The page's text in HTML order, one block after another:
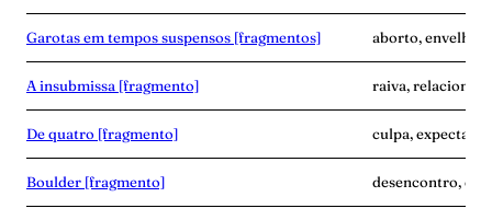
Garotas em tempos suspensos [fragmentos] aborto,
A insubmissa [fragmento] raiva,
De quatro [fragmento] culpa,
Boulder [fragmento] desencontro,